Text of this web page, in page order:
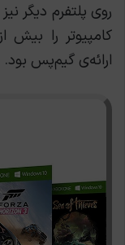
روی پلتفرم دیگر
کامپیوتر را بیش
ارائه‌ی گیم‌پس بود.